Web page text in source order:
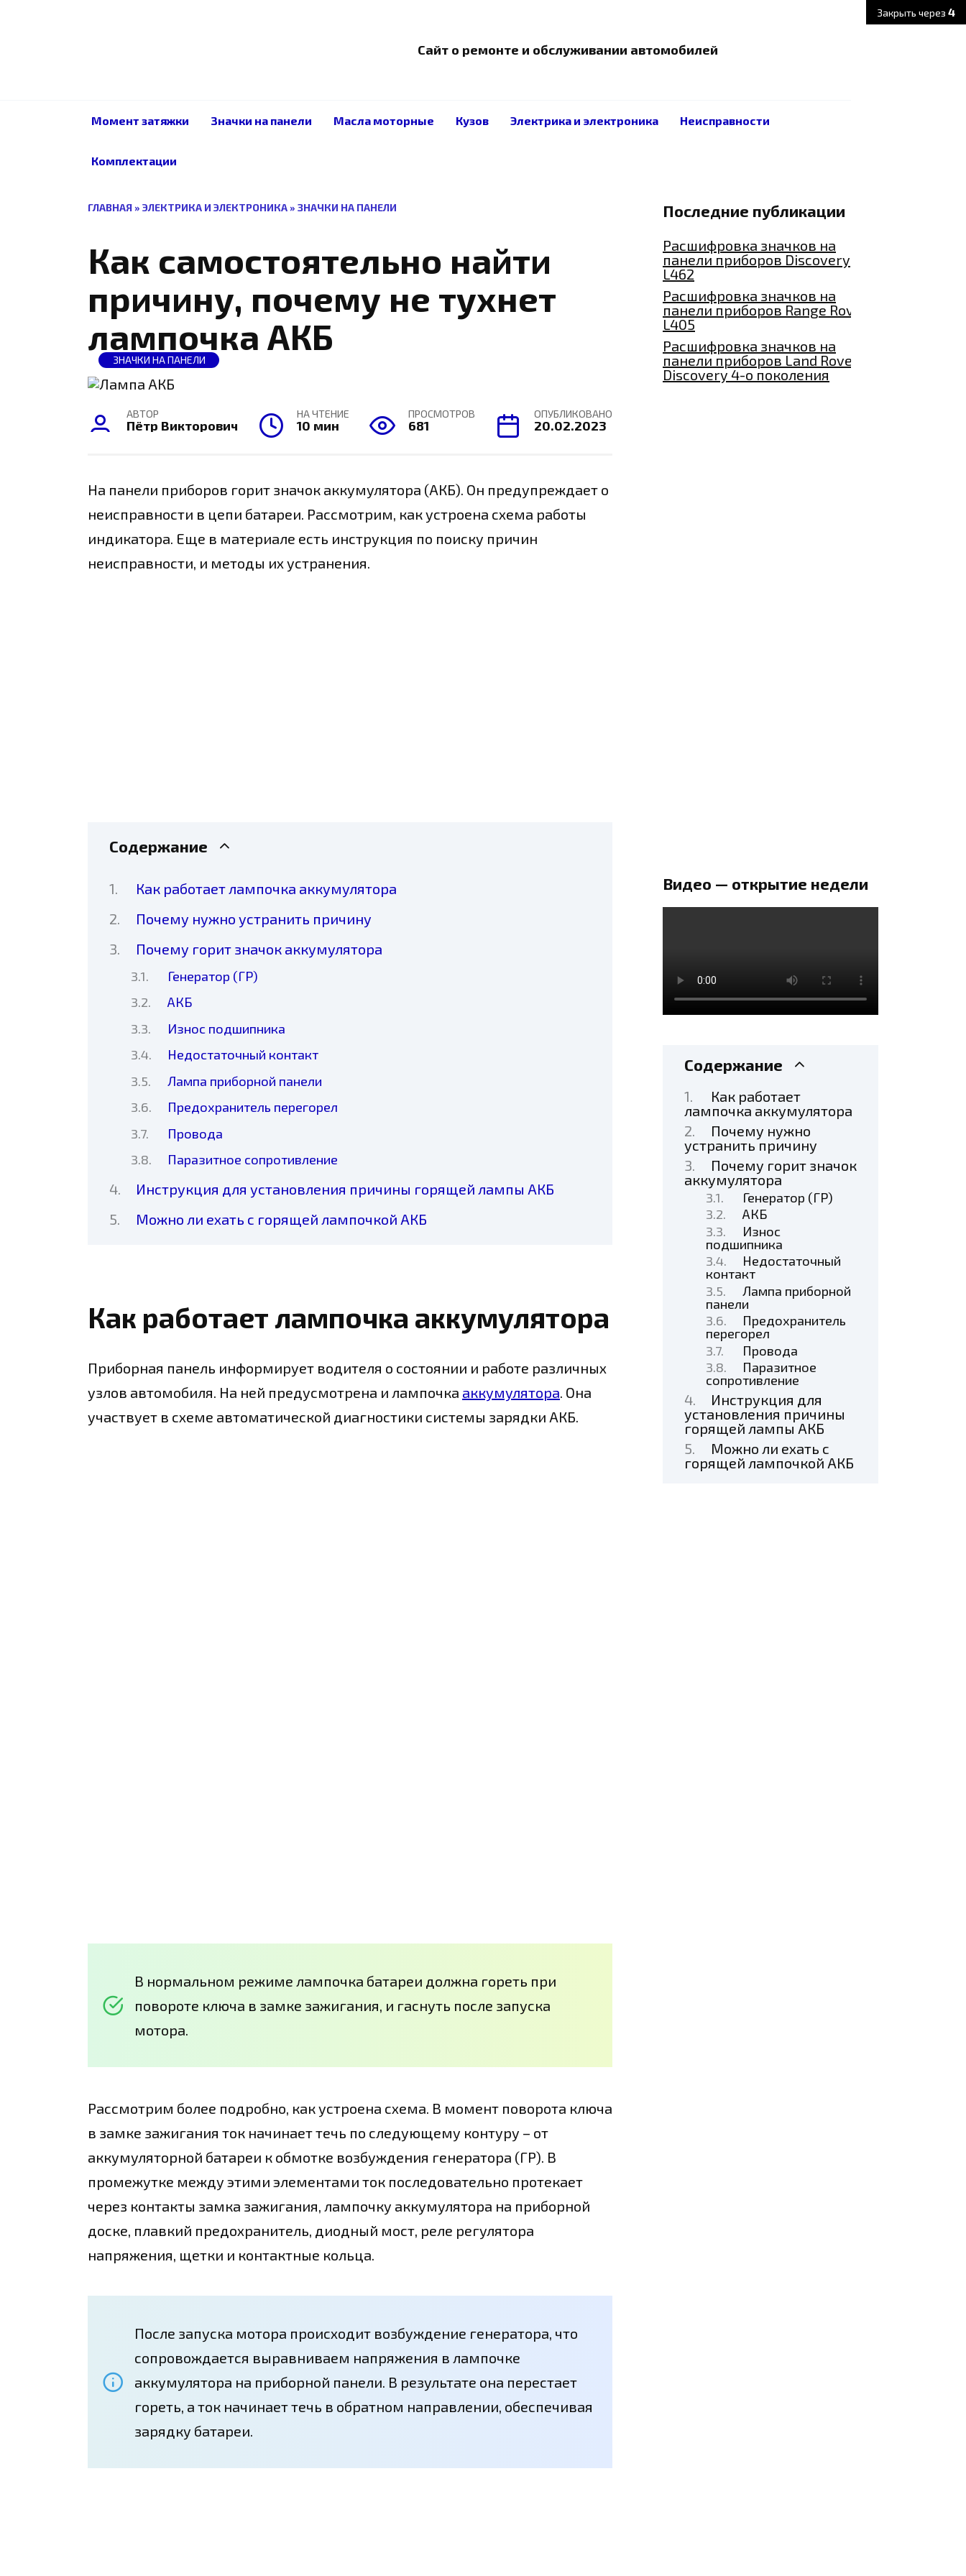
Закрыть через3
Сайт о ремонте и обслуживании автомобилей
Момент затяжки Значки на панели Масла моторные Кузов Электрика и электроника Неисправности
Комплектации
ГЛАВНАЯ » ЭЛЕКТРИКА И ЭЛЕКТРОНИКА » ЗНАЧКИ НА ПАНЕЛИ
Как самостоятельно найти
причину, почему не тухнет
лампочка АКБ
ЗНАЧКИ НА ПАНЕЛИ
АВТОР
Пётр Викторович
НА ЧТЕНИЕ
10 мин
ПРОСМОТРОВ
681
ОПУБЛИКОВАНО
20.02.2023
На панели приборов горит значок аккумулятора (АКБ). Он предупреждает о
неисправности в цепи батареи. Рассмотрим, как устроена схема работы
индикатора. Еще в материале есть инструкция по поиску причин
неисправности, и методы их устранения.
Содержание
Как работает лампочка аккумулятора
Почему нужно устранить причину
Почему горит значок аккумулятора
Генератор (ГР)
АКБ
Износ подшипника
Недостаточный контакт
Лампа приборной панели
Предохранитель перегорел
Провода
Паразитное сопротивление
Инструкция для установления причины горящей лампы АКБ
Можно ли ехать с горящей лампочкой АКБ
Как работает лампочка аккумулятора
Приборная панель информирует водителя о состоянии и работе различных
узлов автомобиля. На ней предусмотрена и лампочка аккумулятора. Она
участвует в схеме автоматической диагностики системы зарядки АКБ.
В нормальном режиме лампочка батареи должна гореть при
повороте ключа в замке зажигания, и гаснуть после запуска
мотора.
Рассмотрим более подробно, как устроена схема. В момент поворота ключа
в замке зажигания ток начинает течь по следующему контуру – от
аккумуляторной батареи к обмотке возбуждения генератора (ГР). В
промежутке между этими элементами ток последовательно протекает
через контакты замка зажигания, лампочку аккумулятора на приборной
доске, плавкий предохранитель, диодный мост, реле регулятора
напряжения, щетки и контактные кольца.
После запуска мотора происходит возбуждение генератора, что
сопровождается выравниваем напряжения в лампочке
аккумулятора на приборной панели. В результате она перестает
гореть, а ток начинает течь в обратном направлении, обеспечивая
зарядку батареи.
Последние публикации
Расшифровка значков на
панели приборов Discovery
L462
Расшифровка значков на
панели приборов Range Rover
L405
Расшифровка значков на
панели приборов Land Rover
Discovery 4-о поколения
Видео — открытие недели
Содержание
Как работает
лампочка аккумулятора
Почему нужно
устранить причину
Почему горит значок
аккумулятора
Генератор (ГР)
АКБ
Износ
подшипника
Недостаточный
контакт
Лампа приборной
панели
Предохранитель
перегорел
Провода
Паразитное
сопротивление
Инструкция для
установления причины
горящей лампы АКБ
Можно ли ехать с
горящей лампочкой АКБ